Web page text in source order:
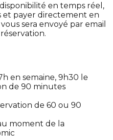
en temps réel,
et payer directement en
sera envoyé par email
en semaine, 9h30 le
de 90 minutes
de 60 ou 90
moment de la